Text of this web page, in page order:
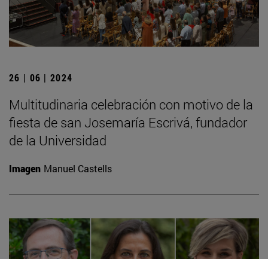
26 | 06 | 2024
Multitudinaria celebración con motivo de la
fiesta de san Josemaría Escrivá, fundador
de la Universidad
Imagen Manuel Castells